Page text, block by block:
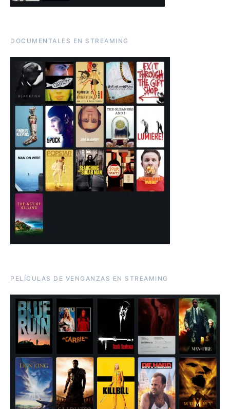
DOCUMENTALES EN STREAMING
PELÍCULAS DE VENGANZAS EN STREAMING